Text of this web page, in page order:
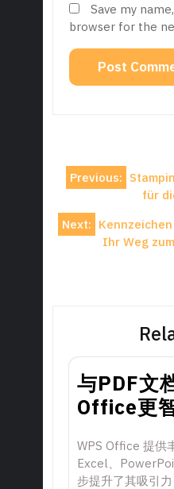
Save my
browser for the
Post
navigation
Previous:
für
Next:
Ihr Weg
与PDF文
Office更
WPS Office 提供
Excel、
步提升了其吸引